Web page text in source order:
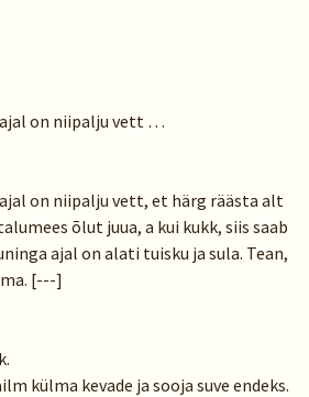
on niipalju vett …
on niipalju vett, et härg räästa alt
õlut juua, a kui kukk, siis saab
ajal on alati tuisku ja sula. Tean,
[---]
külma kevade ja sooja suve endeks.